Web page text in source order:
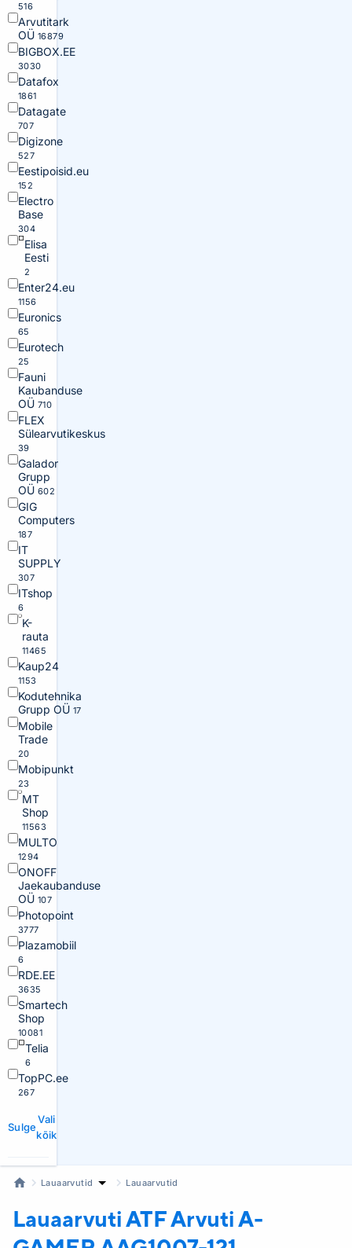
516
Arvutitark
OÜ 16879
BIGBOX.EE
3030
Datafox
1861
Datagate
707
Digizone
527
Eestipoisid.eu
152
Electro
Base
304
Elisa
Eesti
2
Enter24.eu
1156
Euronics
65
Eurotech
25
Fauni
Kaubanduse
OÜ 710
FLEX
Sülearvutikeskus
39
Galador
Grupp
OÜ 602
GIG
Computers
187
IT
SUPPLY
307
ITshop
6
K-
rauta
11465
Kaup24
1153
Kodutehnika
Grupp OÜ 17
Mobile
Trade
20
Mobipunkt
23
MT
Shop
11563
MULTO
1294
ONOFF
Jaekaubanduse
OÜ 107
Photopoint
3777
Plazamobiil
6
RDE.EE
3635
Smartech
Shop
10081
Telia
6
TopPC.ee
267
Sulge
Vali
kõik
Lauaarvutid Lauaarvutid
Lauaarvuti ATFArvuti A-